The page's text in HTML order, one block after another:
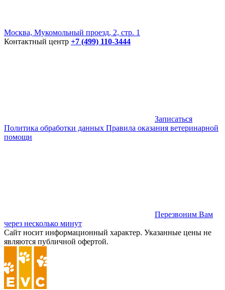
Москва, Мукомольный проезд, 2, стр. 1
Контактный центр +7 (499) 110-3444
Записаться
Политика обработки данных Правила оказания ветеринарной
помощи
Перезвоним Вам
через несколько минут
Сайт носит информационный характер. Указанные цены не
являются публичной офертой.